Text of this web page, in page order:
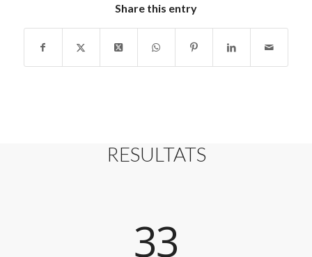
Share this entry
RESULTATS
33